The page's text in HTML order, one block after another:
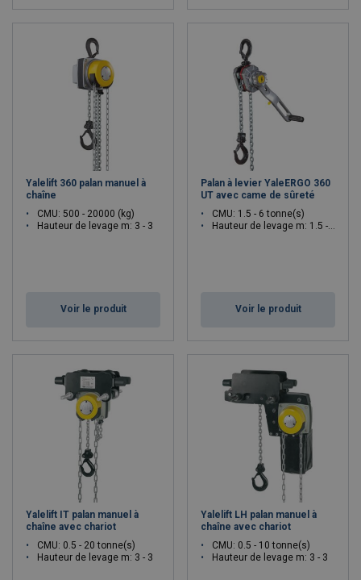
Yalelift 360 palan manuel à
chaîne
CMU: 500 - 20000 (kg)
Hauteur de levage m: 3 - 3
Voir le produit
Palan à levier YaleERGO 360
UT avec came de sûreté
CMU: 1.5 - 6 tonne(s)
Hauteur de levage m: 1.5 - 1.5
Voir le produit
Yalelift IT palan manuel à
chaîne avec chariot
CMU: 0.5 - 20 tonne(s)
Hauteur de levage m: 3 - 3
Yalelift LH palan manuel à
chaîne avec chariot
CMU: 0.5 - 10 tonne(s)
Hauteur de levage m: 3 - 3